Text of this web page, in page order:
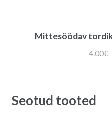
Mittesöödav
4.00€
Seotud tooted